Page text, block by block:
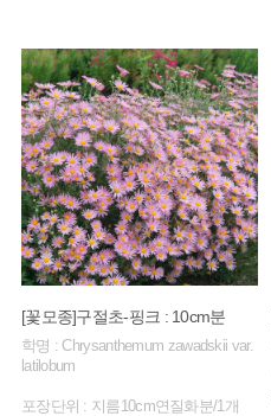
[꽃모종]구절초-핑크 : 10cm분
학명 : Chrysanthemum zawadskii var.
latilobum
포장단위 : 지름10cm연질화분/1개